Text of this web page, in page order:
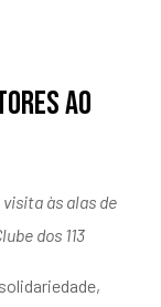
ao
às alas de
dos 113